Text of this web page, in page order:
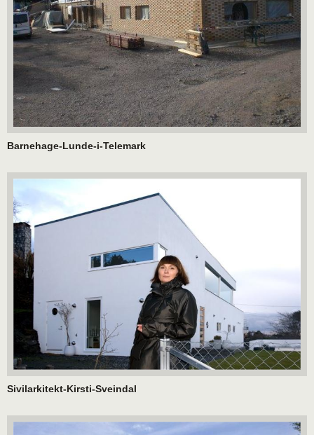
Barnehage-Lunde-i-Telemark
Sivilarkitekt-Kirsti-Sveindal